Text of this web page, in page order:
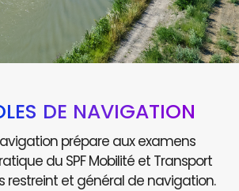
DE NAVIGATION
prépare aux examens
du SPF Mobilité et Transport
restreint et général de navigation.